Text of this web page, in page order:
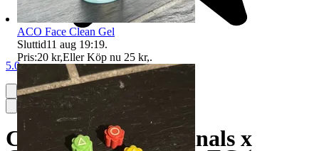
5.0
CLOT adidas Originals x
ACO Face Clean Gel
Sluttid11 aug 19:19.
Pris:20 kr,Eller Köp nu 25 kr,.